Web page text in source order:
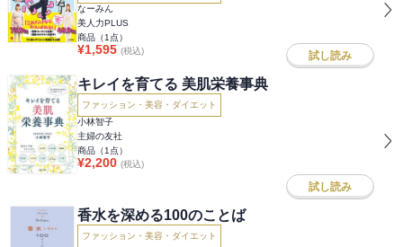
なーみん
美人力PLUS
商品（1 点）
¥1,595 (税込) 試し読み
キレイを育てる 美肌栄養事典
ファッション・美容・ダイエット
小林智子
主婦の友社
商品（1 点）
¥2,200 (税込)
試し読み
香水を深める100のことば
ファッション・美容・ダイエット